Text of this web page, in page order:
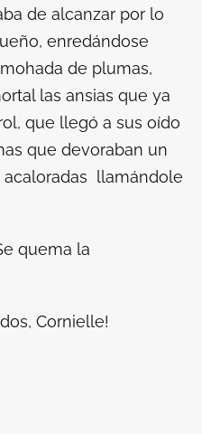
de alcanzar por lo
enredándose
de plumas,
las ansias que ya
que llegó a sus oído
que devoraban un
llamándole
quema la
Cornielle!